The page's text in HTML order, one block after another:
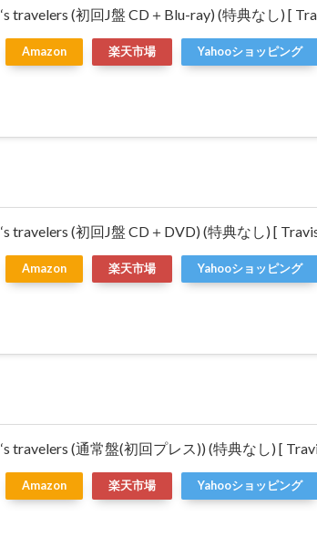
‘s travelers (初回J盤 CD＋Blu-ray) (特典なし) [
Amazon 楽天市場 Yahooショッピング
‘s travelers (初回J盤 CD＋DVD) (特典なし) [
Amazon 楽天市場 Yahooショッピング
‘s travelers (通常盤(初回プレス)) (特典なし) [
Amazon 楽天市場 Yahooショッピング